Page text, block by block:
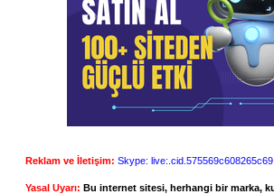
Reklam ve İletişim: Skype: live:.cid.575569c608265c69
Yasal Uyarı: Bu internet sitesi, herhangi bir marka,